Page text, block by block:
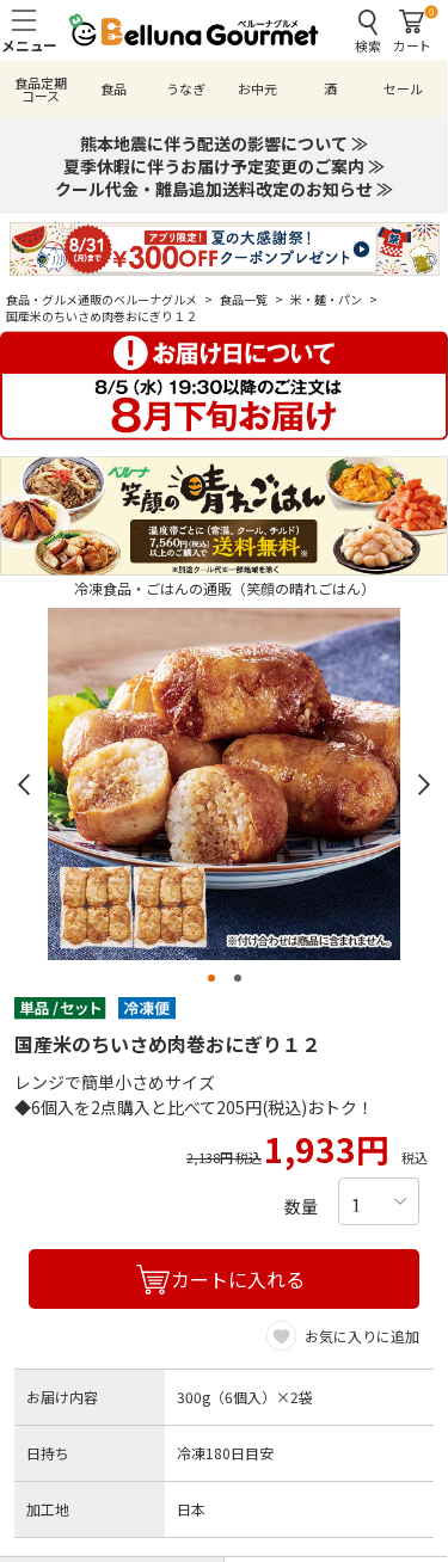
検索
0
カート
食品定期
コース 食品 うなぎ お中元 酒 セール
熊本地震に伴う配送の影響について ≫
夏季休暇に伴うお届け予定変更のご案内 ≫
クール代金・離島追加送料改定のお知らせ ≫
食品・グルメ通販のベルーナグルメ > 食品一覧 > 米・麺・パン >
国産米のちいさめ肉巻おにぎり１２
冷凍食品・ごはんの通販（笑顔の晴れごはん）
国産米のちいさめ肉巻おにぎり１２
レンジで簡単小さめサイズ
◆6個入を2点購入と比べて205円(税込)おトク！
2,138円 税込 1,933円 税込
数量
カートに入れる
お気に入りに追加
お届け内容 300g（6個入）×2袋
日持ち 冷凍180日目安
加工地 日本